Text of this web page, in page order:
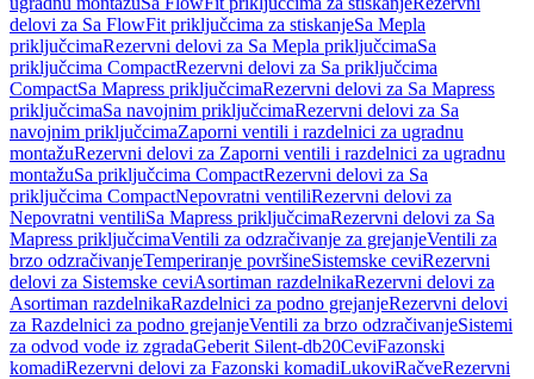
delovi za Sa FlowFit priključcima za stiskanjeSa Mepla
priključcimaRezervni delovi za Sa Mepla priključcimaSa
priključcima CompactRezervni delovi za Sa priključcima
CompactSa Mapress priključcimaRezervni delovi za Sa Mapress
priključcimaSa navojnim priključcimaRezervni delovi za Sa
navojnim priključcimaZaporni ventili i razdelnici za ugradnu
montažuRezervni delovi za Zaporni ventili i razdelnici za ugradnu
montažuSa priključcima CompactRezervni delovi za Sa
priključcima CompactNepovratni ventiliRezervni delovi za
Nepovratni ventiliSa Mapress priključcimaRezervni delovi za Sa
Mapress priključcimaVentili za odzračivanje za grejanjeVentili za
brzo odzračivanjeTemperiranje površineSistemske ceviRezervni
delovi za Sistemske ceviAsortiman razdelnikaRezervni delovi za
Asortiman razdelnikaRazdelnici za podno grejanjeRezervni delovi
za Razdelnici za podno grejanjeVentili za brzo odzračivanjeSistemi
za odvod vode iz zgradaGeberit Silent-db20CeviFazonski
komadiRezervni delovi za Fazonski komadiLukoviRačveRezervni